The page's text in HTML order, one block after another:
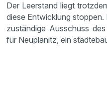
Der Leerstand liegt
diese Entwicklung
zuständige Ausschuss
für Neuplanitz, ein